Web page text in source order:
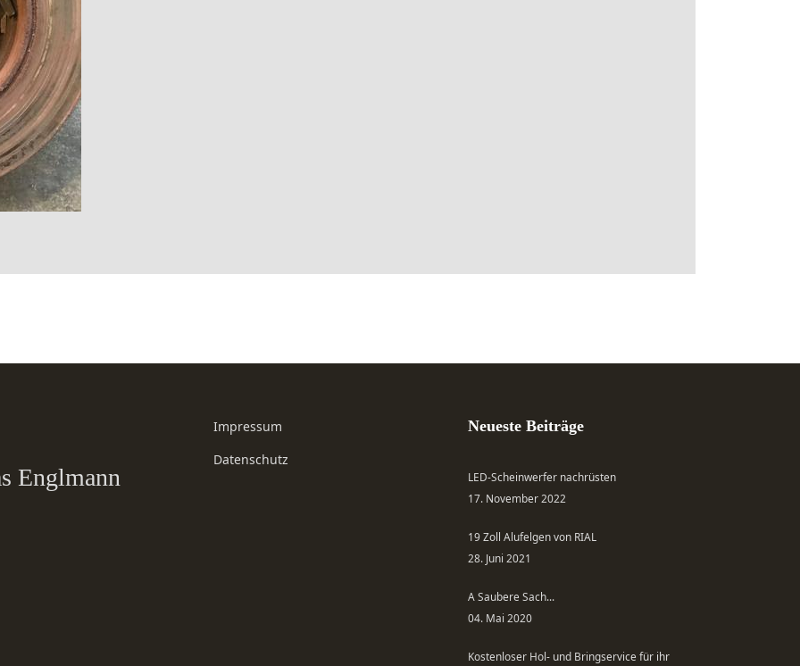
Englmann
Impressum
Datenschutz
Neueste Beiträge
LED-Scheinwerfer nachrüsten
17. November 2022
19 Zoll Alufelgen von RIAL
28. Juni 2021
A Saubere Sach...
04. Mai 2020
Kostenloser Hol- und Bringservice für ihr